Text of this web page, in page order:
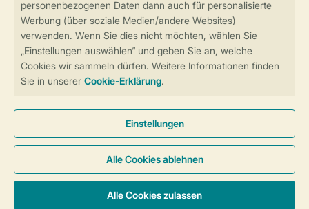
Sicherstellung Deiner Privatsphäre
Sicheres Bezahlen
Cookies und Banner
Barrierefreiheit
© 2026 Landal GreenParks GmbH